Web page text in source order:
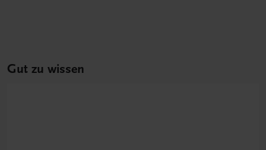
Gut zu wissen